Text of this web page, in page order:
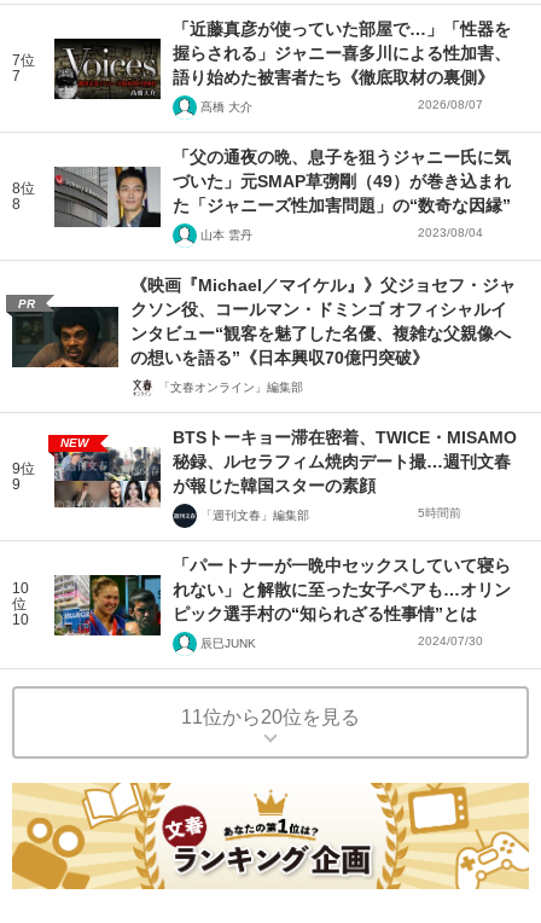
7位
7
「近藤真彦が使っていた部屋で…」「性器を
握らされる」ジャニー喜多川による性加害、
語り始めた被害者たち《徹底取材の裏側》
髙橋 大介 2026/08/07
8位
8
「父の通夜の晩、息子を狙うジャニー氏に気
づいた」元SMAP草彅剛（49）が巻き込まれ
た「ジャニーズ性加害問題」の“数奇な因縁”
山本 雲丹 2023/08/04
PR
《映画『Michael／マイケル』》父ジョセフ・ジャ
クソン役、コールマン・ドミンゴ オフィシャルイ
ンタビュー“観客を魅了した名優、複雑な父親像へ
の想いを語る”《日本興収70億円突破》
「文春オンライン」編集部
9位
9
NEW
BTSトーキョー滞在密着、TWICE・MISAMO
秘録、ルセラフィム焼肉デート撮…週刊文春
が報じた韓国スターの素顔
「週刊文春」編集部 5時間前
10
位
10
「パートナーが一晩中セックスしていて寝ら
れない」と解散に至った女子ペアも…オリン
ピック選手村の“知られざる性事情”とは
辰巳JUNK 2024/07/30
11位から20位を見る